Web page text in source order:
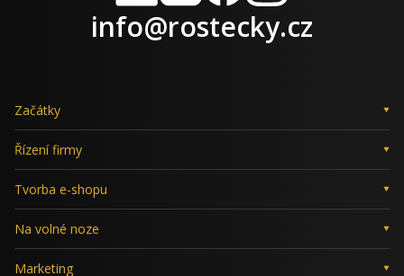
LinkedIn
X FacebookInstagram
info@rostecky.cz
Začátky
Řízení firmy
Tvorba e-shopu
Na volné noze
Marketing